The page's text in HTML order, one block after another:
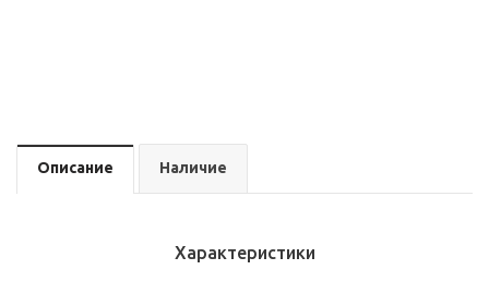
Описание Наличие
Характеристики